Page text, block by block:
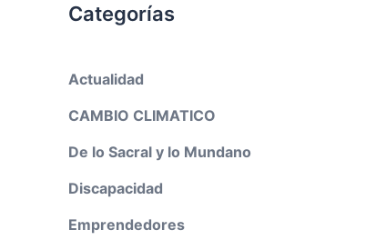
Categorías
Actualidad
CAMBIO CLIMATICO
De lo Sacral y lo Mundano
Discapacidad
Emprendedores